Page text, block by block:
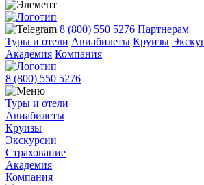
8 (800) 550 5276 Партнерам
Туры и отели Авиабилеты Круизы
Академия Компания
8 (800) 550 5276
Туры и отели
Авиабилеты
Круизы
Экскурсии
Страхование
Академия
Компания